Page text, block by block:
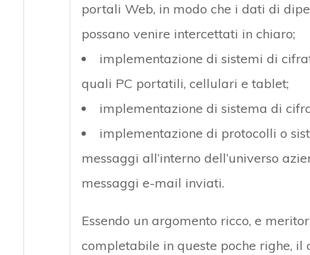
portali Web, in modo che i dati di
possano venire intercettati in chiaro;
implementazione di sistemi di
quali PC portatili, cellulari e tablet;
implementazione di sistema di
implementazione di protocolli o
messaggi all’interno dell’universo
messaggi e-mail inviati.
Essendo un argomento ricco, e
completabile in queste poche righe, il